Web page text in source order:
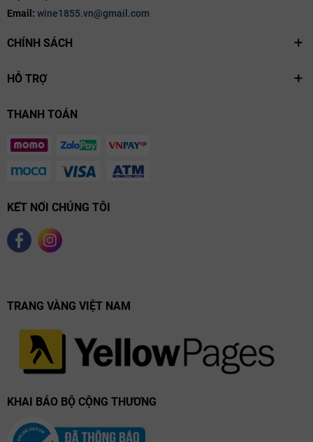
Email: wine1855.vn@gmail.com
CHÍNH SÁCH
HỖ TRỢ
THANH TOÁN
KẾT NỐI CHÚNG TÔI
TRANG VÀNG VIỆT NAM
KHAI BÁO BỘ CỘNG THƯƠNG